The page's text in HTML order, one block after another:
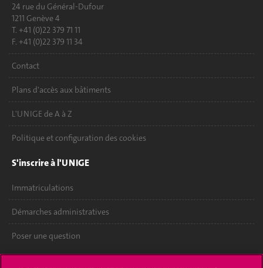
24 rue du Général-Dufour
1211 Genève 4
T. +41 (0)22 379 71 11
F. +41 (0)22 379 11 34
Contact
Plans d'accès aux bâtiments
L'UNIGE de A à Z
Politique et configuration des cookies
S'inscrire à l'UNIGE
Immatriculations
Démarches administratives
Poser une question